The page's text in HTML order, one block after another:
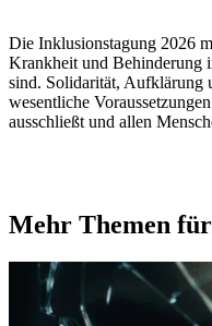
Die Inklusionstagung 2026
Krankheit und Behinderung
sind. Solidarität, Aufklärung
wesentliche
ausschließt und allen
Mehr Themen